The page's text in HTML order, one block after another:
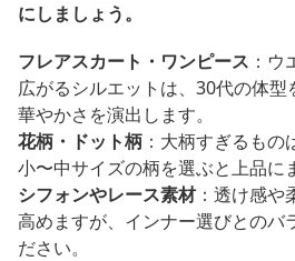
にしましょう。
フレアスカート・ワンピース ：
広がるシルエットは、30代の体型
華やかさを演出します。
花柄・ドット柄 ：大柄すぎるもの
小〜中サイズの柄を選ぶと上品に
シフォンやレース素材：透け感や
高めますが、インナー選びとのバ
ださい。